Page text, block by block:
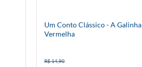
Um Conto Clássico - A Galinha
Vermelha
R$ 14,90